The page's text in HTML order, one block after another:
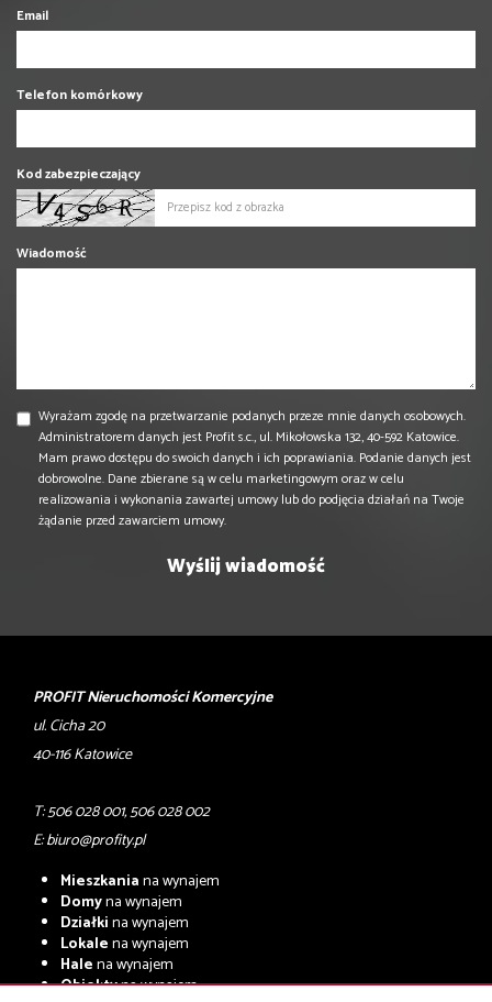
Email
Telefon komórkowy
Kod zabezpieczający
Wiadomość
Wyrażam zgodę na przetwarzanie podanych przeze mnie danych osobowych.
Administratorem danych jest Profit s.c., ul. Mikołowska 132, 40-592 Katowice.
Mam prawo dostępu do swoich danych i ich poprawiania. Podanie danych jest
dobrowolne. Dane zbierane są w celu marketingowym oraz w celu
realizowania i wykonania zawartej umowy lub do podjęcia działań na Twoje
żądanie przed zawarciem umowy.
PROFIT Nieruchomości Komercyjne
ul. Cicha 20
40-116 Katowice
T: 506 028 001, 506 028 002
E:biuro@profity.pl
Mieszkaniana wynajem
Domyna wynajem
Działkina wynajem
Lokalena wynajem
Halena wynajem
Obiektyna wynajem